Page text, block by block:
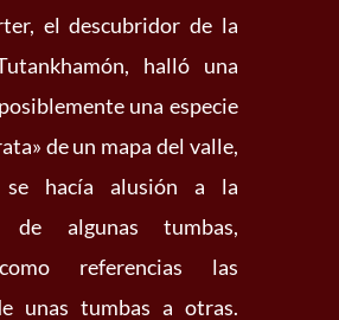
el descubridor de la
halló una
una especie
de un mapa del valle,
hacía alusión a la
de algunas tumbas,
referencias las
unas tumbas a otras.